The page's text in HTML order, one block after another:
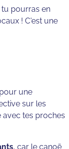
pourras en
! C'est une
une
sur les
avec tes proches
, car le canoë